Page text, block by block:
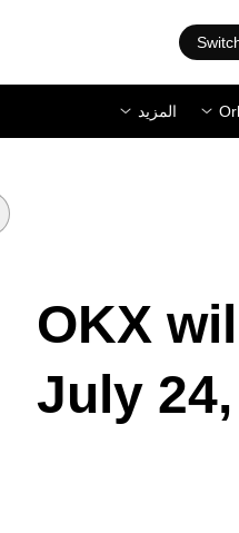
المزيد
OKX
July